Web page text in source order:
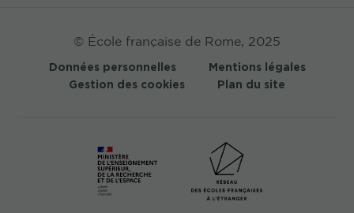
© École française de Rome, 2025
Données personnelles
Mentions légales
Gestion des cookies
Plan du site